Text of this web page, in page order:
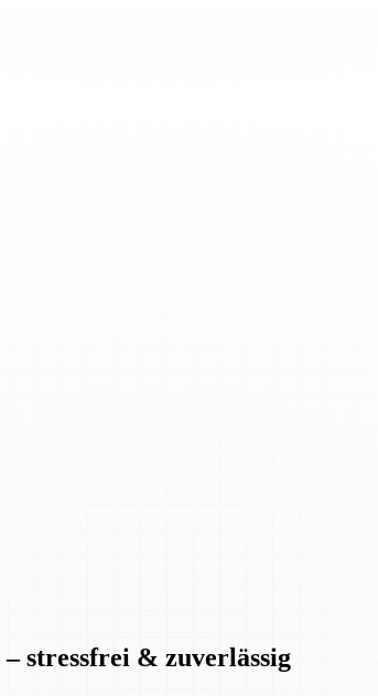
stressfrei & zuverlässig